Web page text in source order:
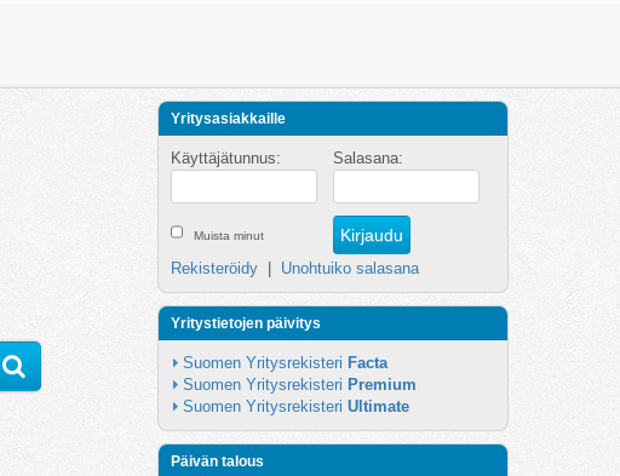
Yritysasiakkaille
Käyttäjätunnus: Salasana:
Muista minut
Rekisteröidy Unohtuiko salasana
Yritystietojen päivitys
Suomen Yritysrekisteri Facta
Suomen Yritysrekisteri Premium
Suomen Yritysrekisteri Ultimate
Päivän talous